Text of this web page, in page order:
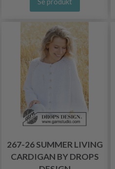
267-26 SUMMER LIVING
CARDIGAN BY DROPS